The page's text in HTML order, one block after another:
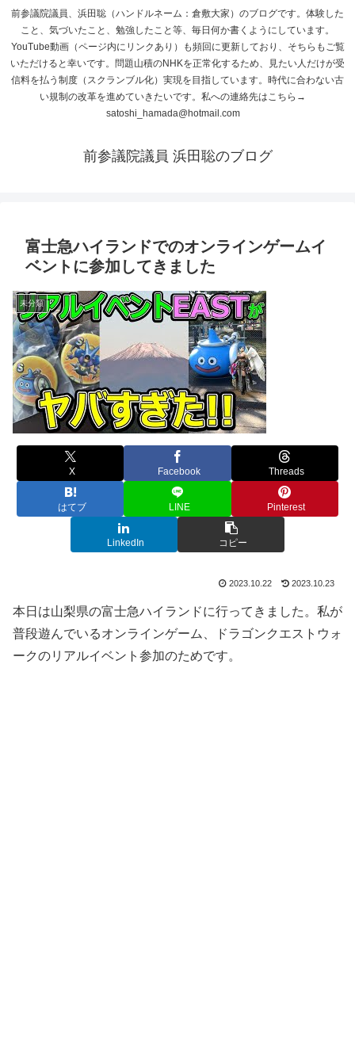
前参議院議員、浜田聡（ハンドルネーム：倉敷大家）のブログです。体験した
こと、気づいたこと、勉強したこと等、毎日何か書くようにしています。
YouTube動画（ページ内にリンクあり）も頻回に更新しており、そちらもご覧
いただけると幸いです。問題山積のNHKを正常化するため、見たい人だけが受
信料を払う制度（スクランブル化）実現を目指しています。時代に合わない古
い規制の改革を進めていきたいです。私への連絡先はこちら→
satoshi_hamada@hotmail.com
前参議院議員 浜田聡のブログ
富士急ハイランドでのオンラインゲームイ
ベントに参加してきました
未分類
X Facebook Threads
はてブ LINE Pinterest
LinkedIn コピー
2023.10.22 2023.10.23
本日は山梨県の富士急ハイランドに行ってきました。私が
普段遊んでいるオンラインゲーム、ドラゴンクエストウォ
ークのリアルイベント参加のためです。